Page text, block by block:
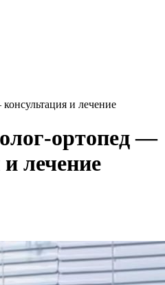
и лечение
ортопед —
лечение